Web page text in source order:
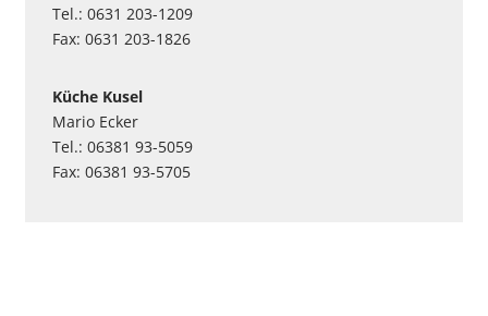
Tel.: 0631 203-1209
Fax: 0631 203-1826
Küche Kusel
Mario Ecker
Tel.: 06381 93-5059
Fax: 06381 93-5705